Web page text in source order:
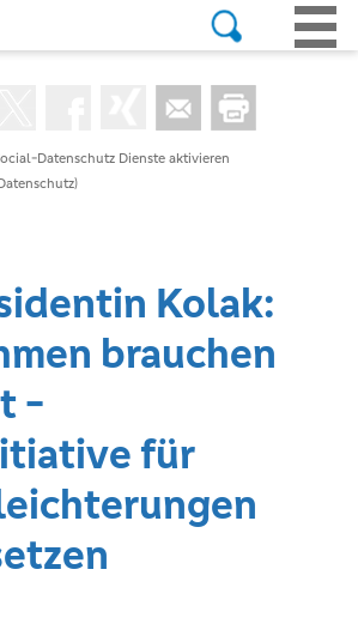
Datenschutz Dienste aktivieren
Kolak:
brauchen
-
für